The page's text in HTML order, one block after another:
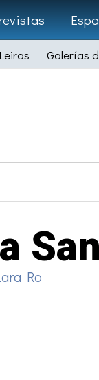
Leiras Galerías
Ro